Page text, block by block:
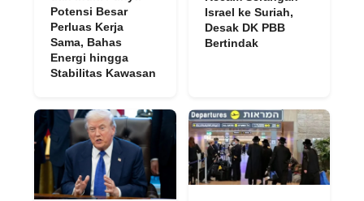
Potensi Besar
Perluas Kerja
Sama, Bahas
Energi hingga
Stabilitas Kawasan
Israel ke Suriah,
Desak DK PBB
Bertindak